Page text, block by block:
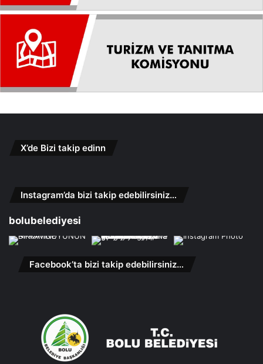
X’de Bizi takip edinn
Instagram’da bizi takip edebilirsiniz…
bolubelediyesi
Facebook’ta bizi takip edebilirsiniz…